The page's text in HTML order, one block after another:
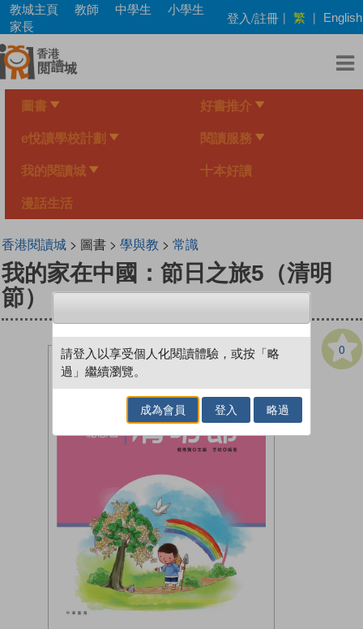
Skip
main
content
教城主頁 教師 中學生
小學生
家長
登入/註冊 | 繁 | English
圖書 好書推介
e悅讀學校計劃 閱讀服務
我的閱讀城 十本好讀
漫話生活
香港閱讀城> 圖書 > 學與教 > 常識
我的家在中國：節日之旅5（清明
節）
0
請登入以享受個人化閱讀體驗，或按「略
過」繼續瀏覽。
成為會員 登入 略過